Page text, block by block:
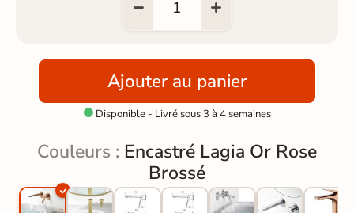
Ajouter au panier
Disponible - Livré sous 3 à 4 semaines
Couleurs : Encastré Lagia Or Rose
Brossé